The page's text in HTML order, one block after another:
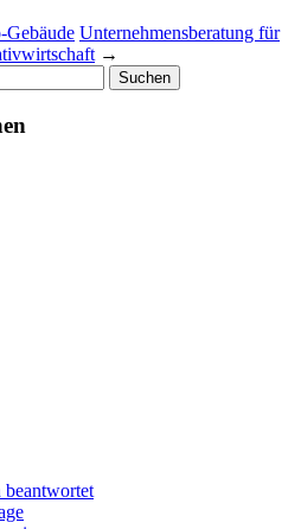
Unternehmensberatung für
→